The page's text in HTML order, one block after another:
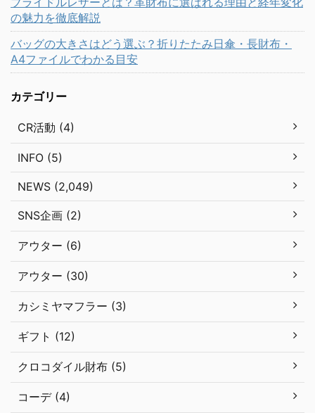
の魅力を徹底解説
バッグの大きさはどう選ぶ？折りたたみ日傘・長財布・
A4ファイルでわかる目安
カテゴリー
CR活動 (4)
INFO (5)
NEWS (2,049)
SNS企画 (2)
アウター (6)
アウター (30)
カシミヤマフラー (3)
ギフト (12)
クロコダイル財布 (5)
コーデ (4)